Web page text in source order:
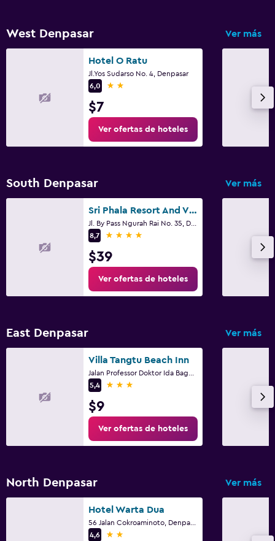
West Denpasar Ver más
Hotel O Ratu
Jl.Yos Sudarso No. 4, Denpasar
6,0
2 estrellas
$7
Ver ofertas de hoteles
South Denpasar Ver más
Sri Phala Resort And Villa
8,7
4 estrellas
$39
Ver ofertas de hoteles
East Denpasar Ver más
Villa Tangtu Beach Inn
5,4
3 estrellas
$9
Ver ofertas de hoteles
North Denpasar Ver más
Hotel Warta Dua
4,6
2 estrellas